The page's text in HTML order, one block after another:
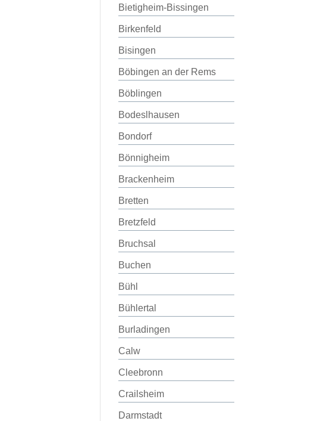
Bietigheim-Bissingen
Birkenfeld
Bisingen
Böbingen an der Rems
Böblingen
Bodeslhausen
Bondorf
Bönnigheim
Brackenheim
Bretten
Bretzfeld
Bruchsal
Buchen
Bühl
Bühlertal
Burladingen
Calw
Cleebronn
Crailsheim
Darmstadt